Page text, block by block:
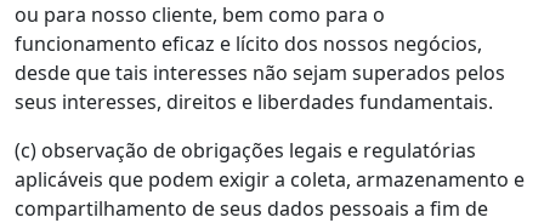
ou para nosso cliente, bem como para o
funcionamento eficaz e lícito dos nossos negócios,
desde que tais interesses não sejam superados pelos
seus interesses, direitos e liberdades fundamentais.
(c) observação de obrigações legais e regulatórias
aplicáveis que podem exigir a coleta, armazenamento e
compartilhamento de seus dados pessoais a fim de